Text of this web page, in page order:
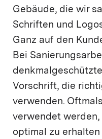
Gebäude, die wir
Schriften und
Ganz auf den
Bei
Vorschrift, die
verwenden.
verwendet
optimal zu